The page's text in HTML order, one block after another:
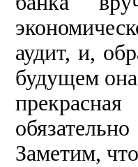
аудит, и,
будущем
Заметим,